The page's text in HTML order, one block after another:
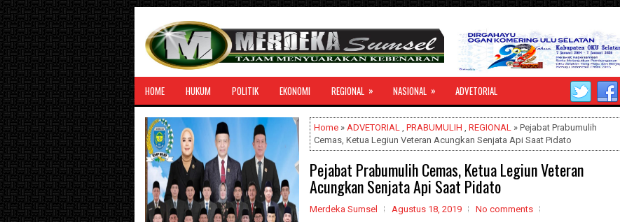
HOME HUKUM POLITIK EKONOMI REGIONAL » NASIONAL » ADVETORIAL
Home » ADVETORIAL , PRABUMULIH , REGIONAL » Pejabat Prabumulih
Cemas, Ketua Legiun Veteran Acungkan Senjata Api Saat Pidato
Pejabat Prabumulih Cemas, Ketua Legiun Veteran
Acungkan Senjata Api Saat Pidato
Merdeka Sumsel Agustus 18, 2019 No comments